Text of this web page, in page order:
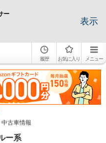
ー
表示
履歴 お気に入り メニュー
古車情報
ー系